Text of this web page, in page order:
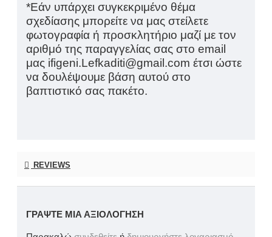
*Εάν υπάρχει συγκεκριμένο θέμα
σχεδίασης μπορείτε να μας στείλετε
φωτογραφία ή προσκλητήριο μαζί με τον
αριθμό της παραγγελίας σας στο email
μας ifigeni.Lefkaditi@gmail .com έτσι ώστε
να δουλέψουμε βάση αυτού στο
βαπτιστικό σας πακέτο.
REVIEWS
ΓΡΆΨΤΕ ΜΙΑ ΑΞΙΟΛΌΓΗΣΗ